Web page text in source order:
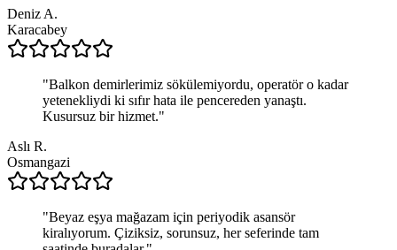
Deniz A.
Karacabey
"Balkon demirlerimiz sökülemiyordu, operatör o kadar
yetenekliydi ki sıfır hata ile pencereden yanaştı.
Kusursuz bir hizmet."
Aslı R.
Osmangazi
"Beyaz eşya mağazam için periyodik asansör
kiralıyorum. Çiziksiz, sorunsuz, her seferinde tam